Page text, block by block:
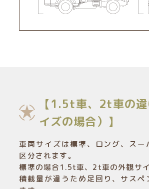
【1.5t車、2t車の
イズの場合）】
車両サイズは標準、ロング、スー
区分されます。
標準の場合1.5t車、2t車の外観サ
積載量が違うため足回り、サスペ